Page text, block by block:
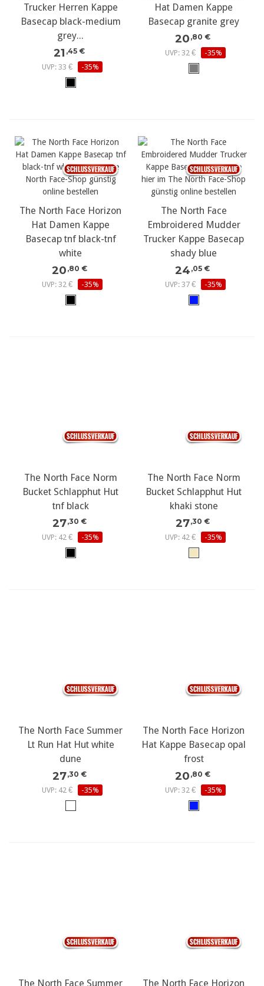
Trucker Herren Kappe
Basecap black-medium
grey...
21 ,45 €
UVP: 33 €
-35%
Hat Damen Kappe
Basecap granite grey
20 ,80 €
UVP: 32 €
-35%
The North Face Horizon
Hat Damen Kappe
Basecap tnf black-tnf
white
20 ,80 €
UVP: 32 €
-35%
The North Face
Embroidered Mudder
Trucker Kappe Basecap
shady blue
24 ,05 €
UVP: 37 €
-35%
Bucket Schlapphut Hut
tnf black
UVP: 42 €
-35%
The North Face Norm
Bucket Schlapphut Hut
khaki stone
27,30 €
UVP: 42 €
-35%
The North Face Summer
Lt Run Hat Hut white
dune
27,30 €
UVP: 42 €
-35%
The North Face Horizon
Hat Kappe Basecap opal
frost
20 ,80 €
UVP: 32 €
-35%
The North Face Summer The North Face Horizon